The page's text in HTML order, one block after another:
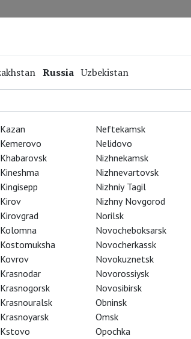
Russia Uzbekistan
Kazan
Kemerovo
Khabarovsk
Kineshma
Kingisepp
Kirov
Kirovgrad
Kolomna
Kostomuksha
Kovrov
Krasnodar
Krasnogorsk
Krasnouralsk
Krasnoyarsk
Kstovo
Neftekamsk
Nelidovo
Nizhnekamsk
Nizhnevartovsk
Nizhniy Tagil
Nizhny Novgorod
Norilsk
Novocheboksarsk
Novocherkassk
Novokuznetsk
Novorossiysk
Novosibirsk
Obninsk
Omsk
Opochka